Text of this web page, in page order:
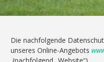
Die nachfolgende
unseres Online-Angebots